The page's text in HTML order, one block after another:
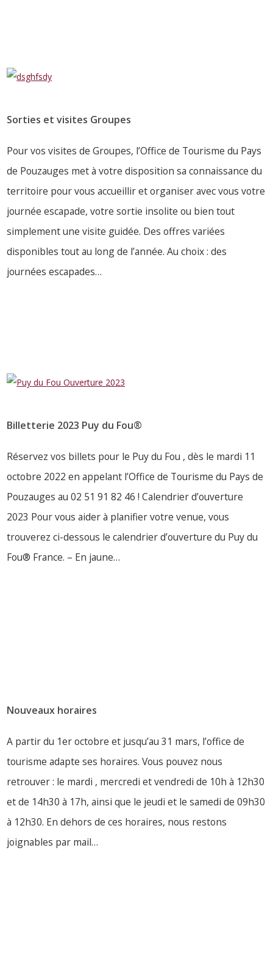
Sorties et visites Groupes
Pour vos visites de Groupes, l’Office de Tourisme du Pays
de Pouzauges met à votre disposition sa connaissance du
territoire pour vous accueillir et organiser avec vous votre
journée escapade, votre sortie insolite ou bien tout
simplement une visite guidée. Des offres variées
disponibles tout au long de l’année. Au choix : des
journées escapades…
Billetterie 2023 Puy du Fou®
Réservez vos billets pour le Puy du Fou , dès le mardi 11
octobre 2022 en appelant l’Office de Tourisme du Pays de
Pouzauges au 02 51 91 82 46 ! Calendrier d’ouverture
2023 Pour vous aider à planifier votre venue, vous
trouverez ci-dessous le calendrier d’ouverture du Puy du
Fou® France. – En jaune…
Nouveaux horaires
A partir du 1er octobre et jusqu’au 31 mars, l’office de
tourisme adapte ses horaires. Vous pouvez nous
retrouver : le mardi , mercredi et vendredi de 10h à 12h30
et de 14h30 à 17h, ainsi que le jeudi et le samedi de 09h30
à 12h30. En dehors de ces horaires, nous restons
joignables par mail…